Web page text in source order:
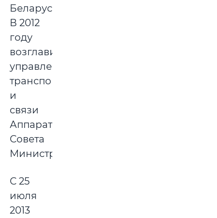
Беларуси.
В 2012
году
возглавил
управление
транспорта
и
связи
Аппарата
Совета
Министров.
С 25
июля
2013